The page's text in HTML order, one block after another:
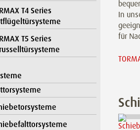
T4 Series
T5 Series
In
für